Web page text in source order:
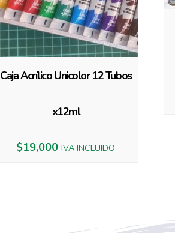
Caja Acrílico Unicolor 12 Tubos
x12ml
$19,000 IVA INCLUIDO